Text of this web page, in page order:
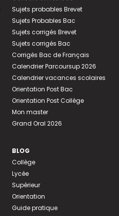
Sujets probables Brevet
Sujets Probables Bac
Sujets corrigés Brevet
Sujets corrigés Bac
Corrigés Bac de Français
Calendrier Parcoursup 2026
Calendrier vacances scolaires
Orientation Post Bac
Orientation Post Collège
Mon master
Grand Oral 2026
BLOG
Collège
Lycée
Supérieur
Orientation
Guide pratique